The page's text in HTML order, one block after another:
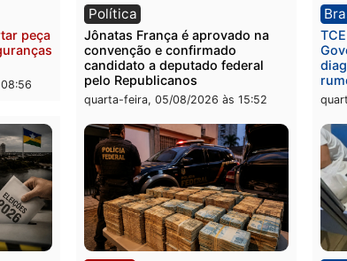
a facção
por
de
às 09:05
Homem é preso com drogas
durante ação da PM no
Castanheira
quinta-feira, 06/08/2026 às 09:02